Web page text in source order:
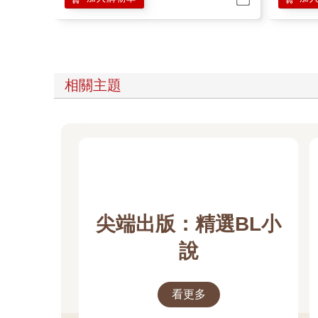
相關主題
尖端出版：精選BL小
說
看更多